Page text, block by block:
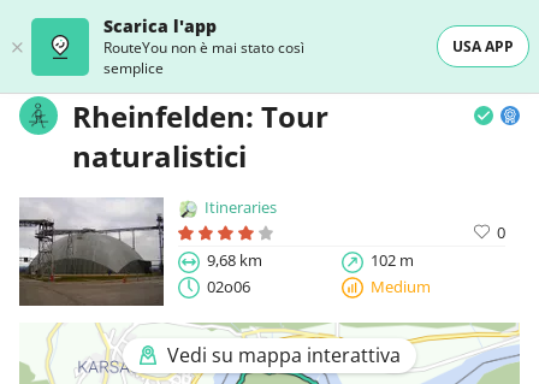
Scarica l'app
RouteYou non è mai stato così
semplice
USA APP
Rheinfelden: Tour
naturalistici
Itineraries
0
9,68 km
102 m
02o06
Medium
Vedi su mappa interattiva